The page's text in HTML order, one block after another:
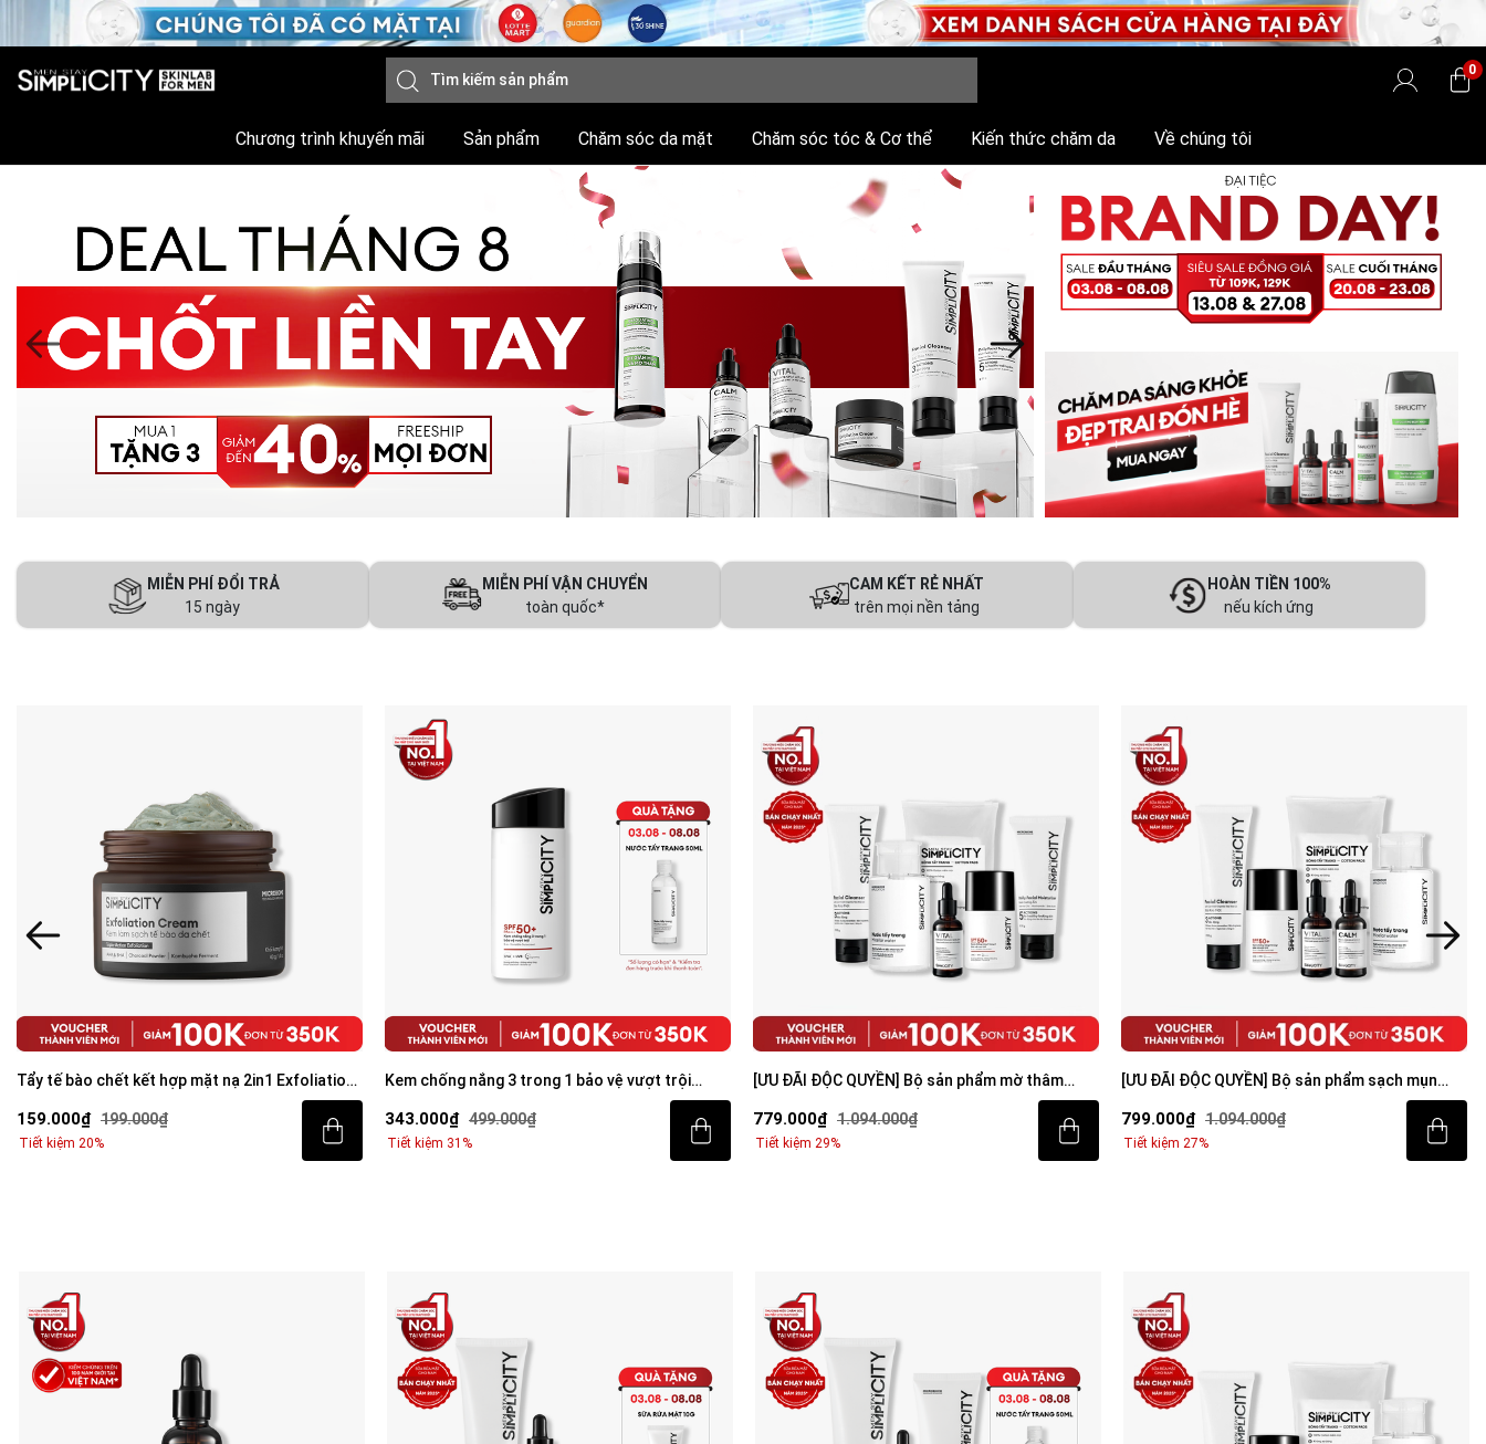
0
Chương trình khuyến mãi Sản phẩm Chăm sóc da mặt Chăm sóc tóc & Cơ thể Kiến thức chăm da Về chúng tôi
MIỄN PHÍ ĐỔI TRẢ
15 ngày
MIỄN PHÍ VẬN CHUYỂN
toàn quốc*
CAM KẾT RẺ NHẤT
trên mọi nền tảng
HOÀN TIỀN 100%
nếu kích ứng
Tẩy tế bào chết kết hợp mặt nạ 2in1 Exfoliation
159.000₫ 199.000₫
Tiết kiệm 20%
Kem chống nắng 3 trong 1 bảo vệ vượt trội
Invisible Sunscreen 80ml với SPF 50+ PA++++
343.000₫ 499.000₫
Tiết kiệm 31%
[ƯU ĐÃI ĐỘC QUYỀN] Bộ sản phẩm mờ thâm
779.000₫ 1.094.000₫
Tiết kiệm 29%
[ƯU ĐÃI ĐỘC QUYỀN] Bộ sản phẩm sạch mụn
799.000₫ 1.094.000₫
Tiết kiệm 27%